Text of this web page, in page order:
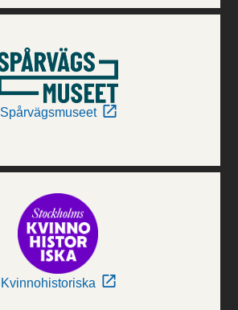
Spårvägsmuseet
Kvinnohistoriska